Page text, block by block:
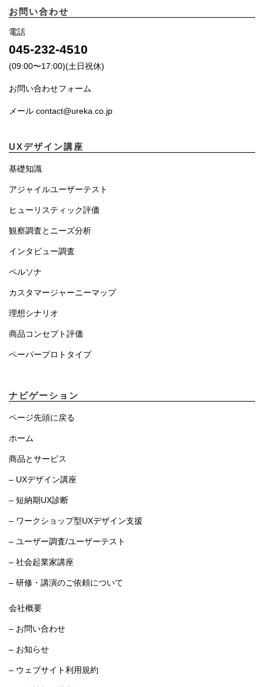
お問い合わせ
電話
045-232-4510
(09:00〜17:00)(土日祝休)
お問い合わせフォーム
メール contact@ureka.co.jp
UXデザイン講座
基礎知識
アジャイルユーザーテスト
ヒューリスティック評価
観察調査とニーズ分析
インタビュー調査
ペルソナ
カスタマージャーニーマップ
理想シナリオ
商品コンセプト評価
ペーパープロトタイプ
ナビゲーション
ページ先頭に戻る
ホーム
商品とサービス
– UXデザイン講座
– 短納期UX診断
– ワークショップ型UXデザイン支援
– ユーザー調査/ユーザーテスト
– 社会起業家講座
– 研修・講演のご依頼について
会社概要
– お問い合わせ
– お知らせ
– ウェブサイト利用規約